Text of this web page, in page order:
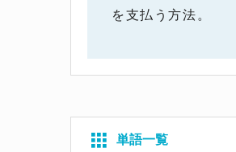
を支払う方法。
単語一覧